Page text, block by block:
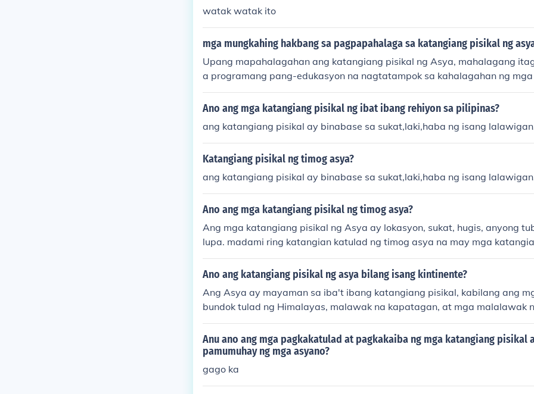
watak watak ito
mga mungkahing hakbang sa pagpapahalaga sa katangiang pisikal ng
Upang mapahalagahan ang katangiang pisikal ng Asya, mahalagang
a programang pang-edukasyon na nagtatampok sa kahalagahan ng
n at heograpiya nito. Maari ring isagawa ang mga proyekto sa
ektahan ang mga natatanging tanawin at ekosystem. Bukod dito, ang
at kamalayan sa mga katangiang pisikal ng rehiyon. Sa ganitong paraan,
alagahan ng mga tao ang yaman at kagandahan ng Asya.
Ano ang mga katangiang pisikal ng ibat ibang rehiyon sa pilipinas?
ang katangiang pisikal ay binabase sa sukat,laki,haba ng isang
Katangiang pisikal ng timog asya?
ang katangiang pisikal ay binabase sa sukat,laki,haba ng isang
Ano ang mga katangiang pisikal ng timog asya?
Ang mga katangiang pisikal ng Asya ay lokasyon, sukat, hugis, anyong
lupa. madami ring katangian katulad ng timog asya na may mga
taasang mga bundok na matatagpuan sa Himalayas .. at sa Hilagang
ss land ito ay may tatlong uri .. ito ang steppe, praire , savanna .. Ang
Ano ang katangiang pisikal ng asya bilang isang kintinente?
Ang Asya ay mayaman sa iba't ibang katangiang pisikal, kabilang ang
bundok tulad ng Himalayas, malawak na kapatagan, at mga malalawak
ya ng Gobi. Mayaman din ito sa mga anyong-tubig tulad ng mga ilog,
n, na nagbibigay ng buhay at yaman sa rehiyon. Ang pagkakaiba-iba ng
ema sa iba't ibang bahagi ng Asya ay nag-aambag sa kanyang
y. Ang mga katangiang ito ay nagbibigay-diin sa kahalagahan ng Asya
ng kalikasan at kultura.
Anu ano ang mga pagkakatulad at pagkakaiba ng mga katangiang pisikal
pamumuhay ng mga asyano?
gago ka